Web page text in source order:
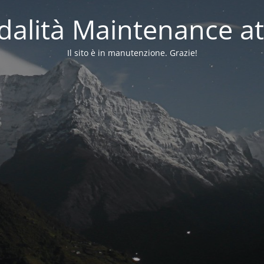
Maintenance
Il sito è in manutenzione. Grazie!